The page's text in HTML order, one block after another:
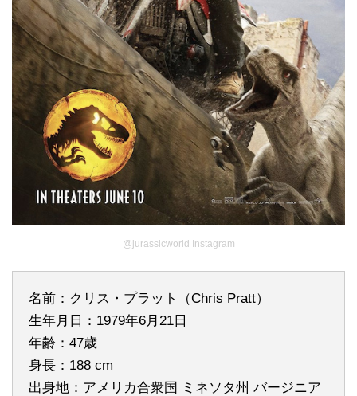
@jurassicworld Instagram
名前：クリス・プラット（Chris Pratt）
生年月日：1979年6月21日
年齢：47歳
身長：188 cm
出身地：アメリカ合衆国 ミネソタ州 バージニア